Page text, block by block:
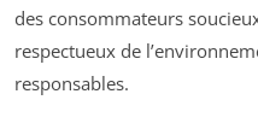
des consommateurs
respectueux de
responsables.